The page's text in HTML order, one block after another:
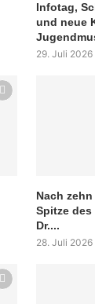
Infotag,
und neue
29. Juli 2026
Nach
Spitze
Dr....
28. Juli 2026